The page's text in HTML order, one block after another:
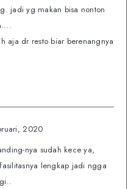
jadi yg makan bisa nonton
aja dr resto biar berenangnya
2020
nya sudah kece ya,
lengkap jadi ngga